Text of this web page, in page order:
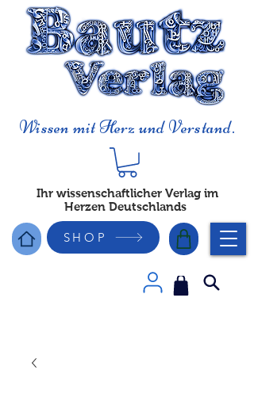
Wissen mit Herz und Verstand.
Ihr wissenschaftlicher Verlag im
Herzen Deutschlands
SHOP